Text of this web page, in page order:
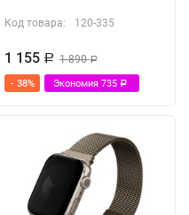
Код товара: 120-335
1 155 Р 1 890Р
- 38% Экономия 735 Р